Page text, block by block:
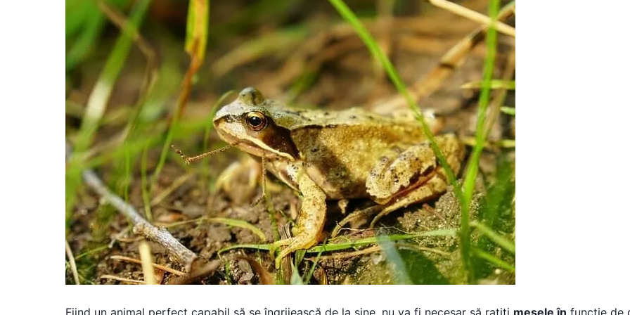
Fiind un animal perfect capabil să se îngrijească de la sine, nu va fi necesar să rațiți mesele în funcție de